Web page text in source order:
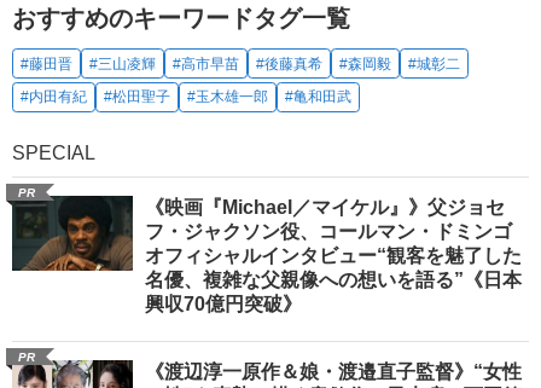
おすすめのキーワードタグ一覧
#藤田晋 #三山凌輝 #高市早苗 #後藤真希 #森岡毅
#城彰二
#内田有紀
#松田聖子 #玉木雄一郎 #亀和田武
SPECIAL
PR
《映画『Michael／マイケル』》父ジョセ
フ・ジャクソン役、コールマン・ドミンゴ
オフィシャルインタビュー“観客を魅了した
名優、複雑な父親像への想いを語る”《日本
興収70億円突破》
PR
《渡辺淳一原作＆娘・渡邉直子監督》“女性